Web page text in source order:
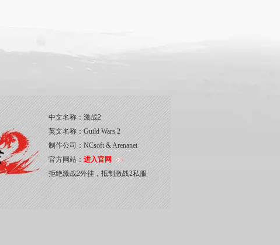
中文名称：激战2
英文名称： Guild Wars 2
制作公司：NCsoft & Arenanet
官方网站：进入官网
拒绝激战2外挂，抵制激战2私服